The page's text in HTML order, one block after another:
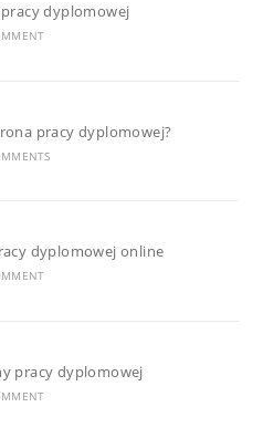
dyplomowej
pracy dyplomowej?
dyplomowej online
pracy dyplomowej